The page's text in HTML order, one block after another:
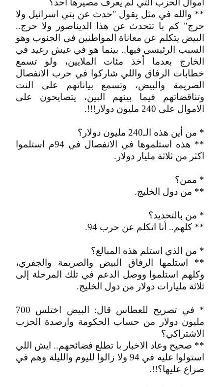
اموال الحزب التي لم يعرف مصيرها أحد؟
** والله في مثل يقول "حدث عن بني اسرائيل ولا
حرج" كم با تتحدث عن هذا الديناصور ولا حرج..
البيض يتكلم عن معاناة المواطنين في الجنوب وهو
السبب الرئيسي فيها.. بينما هو في عيش رغيد في
الخارج بعدما أخذ مئات الملايين، ولو تسمع
خطابات الرفاق واللي شاركوا في حرب الانفصال
الصريمة والبيض، وتسمع بياناتهم على النت
وتناقضاتهم فيما بينهم البين، يتصايحون على
الاموال على 240 مليون دولار!!!.
* من أين هذه الـ240 مليون دولار؟
** هذه استلموها في الانفصال في 94م استلموا
اكثر من ثلاثة مليار دولار.
* ممن؟
** من دول الخليج.
* من بالتحديد؟
** كلهم.. أنا اتكلم عن حرب 94.
* من الذي استلم هذه المبالغ؟
** استلمها الرفاق البيض والصريمة والجفري،
وكلهم استلموا ووصل الدعم في تلك المرحلة إلى
ثلاثة مليارات دولار من دول الخليج.
* في تصريح للعطاس قال: البيض اختلس 700
مليون دولار من حساب الحكومة وارصدة الحزب
الاشتراكي؟
** صحيح وعاد الاخبار با تطلع فضائحهم.. ايش اللي
استولوا عليه في 94 ولا زالوا لليوم والليلة وهم في
صراع عليها؟!!.